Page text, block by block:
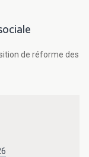
de réforme des